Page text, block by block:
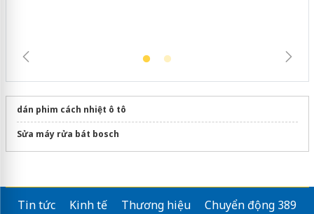
dán phim cách nhiệt ô tô
Sửa máy rửa bát bosch
Tin tức Kinh tế Thương hiệu
Chuyển động 389